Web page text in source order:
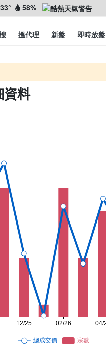
33° 58%
搵代理 新盤 即時放盤
資料